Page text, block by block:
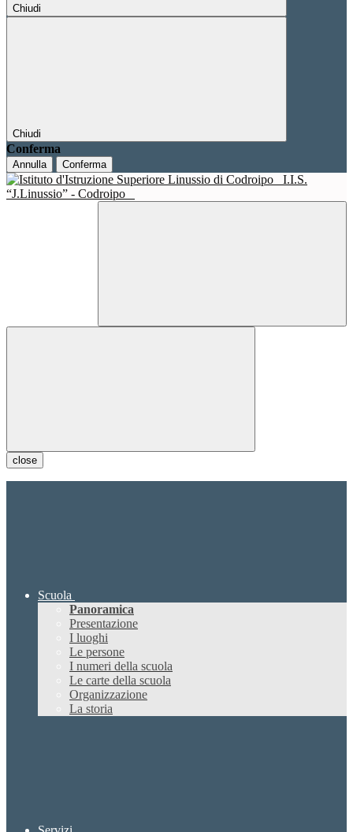
Chiudi
Chiudi
Conferma
Annulla Conferma
I.I.S.
“J.Linussio” - Codroipo
close
Scuola
Panoramica
Presentazione
I luoghi
Le persone
I numeri della scuola
Le carte della scuola
Organizzazione
La storia